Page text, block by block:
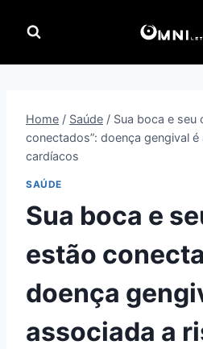
para
Home / Saúde / Sua boca e seu
conectados”: doença gengival
cardíacos
SAÚDE
Sua boca e
estão
doença
associada a